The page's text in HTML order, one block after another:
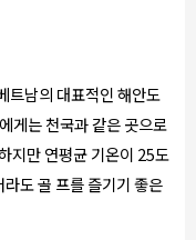
트남의 대표적인 해안도
게는 천국과 같은 곳으로
지만 연평균 기온이 25도
도 골 프를 즐기기 좋은